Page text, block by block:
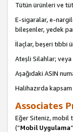
Tütün ürünleri ve
E-sigaralar, e-
bileşenler, yedek
İlaçlar, beşeri tıbbi
Ateşli Silahlar; veya
Aşağıdaki ASIN
Halihazırda kapsam
Associates
Eğer Siteniz, mobil
(“Mobil Uygulama